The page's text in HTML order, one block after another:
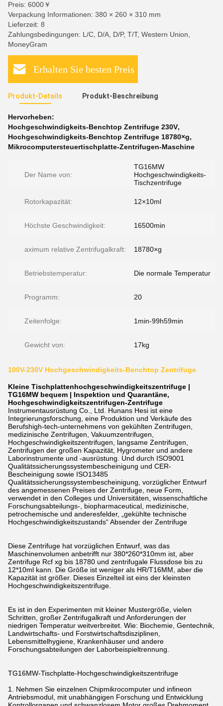
Preis: 6000￥
Verpackung Informationen: 380 × 260 × 310 mm
Lieferzeit: 8
Zahlungsbedingungen: L/C, D/A, D/P, T/T, Western Union,
MoneyGram
Erhalten Sie besten Preis
Produkt-Details Produkt-Beschreibung
Hervorheben:
Hochgeschwindigkeits-Benchtop Zentrifuge 230V,
Hochgeschwindigkeits-Benchtop Zentrifuge 18780×g,
Mikrocomputersteuertischplatte-Zentrifugen-Maschine
Der Name von:
TG16MW
Hochgeschwindigkeits-
Tischzentrifuge
Rotorkapazität: 12×10ml
Höchste Geschwindigkeit: 16500min
aximum relative Zentrifugalkraft: 18780×g
Betriebstemperatur: Die normale Temperatur
Programm: 20
Zeitenfolge: 1min-99h59min
Gewicht von: 17kg
100V-230V Hochgeschwindigkeits-Benchtop Zentrifuge
Kleine Tischplattenhochgeschwindigkeitszentrifuge |
TG16MW bequem | Inspektion und Quarantäne,
Hochgeschwindigkeitszentrifugen-Zentrifuge
Instrumentausrüstung Co., Ltd. Hunans Hesi ist eine
Integrierungsforschung, eine Produktion und Verkäufe des
Berufshigh-tech-unternehmens von gekühlten Zentrifugen,
medizinische Zentrifugen, Vakuumzentrifugen,
Hochgeschwindigkeitszentrifugen, langsame Zentrifugen,
Zentrifugen der großen Kapazität, Hygrometer und andere
Laborinstrumente und -ausrüstung. Und durch ISO9001
Qualitätssicherungssystembescheinigung und CER-
Bescheinigung sowie ISO13485
Qualitätssicherungssystembescheinigung, vorzüglicher Entwurf
des angemessenen Preises der Zentrifuge, neue Form,
verwendet in den Colleges und Universitäten, wissenschaftliche
Forschungsabteilungs-, biopharmaceutical, medizinische,
petrochemische und anderesfelder, „gekühlte technische
Hochgeschwindigkeitszustands“ Absender der Zentrifuge
Diese Zentrifuge hat vorzüglichen Entwurf, was das
Maschinenvolumen anbetrifft nur 380*260*310mm ist, aber
Zentrifuge Rcf xg bis 18780 und zentrifugale Flussdose bis zu
12*10ml kann. Die Größe ist weniger als HR/T16MM, aber die
Kapazität ist größer. Dieses Einzelteil ist eins der kleinsten
Hochgeschwindigkeitszentrifuge.
Es ist in den Experimenten mit kleiner Mustergröße, vielen
Schritten, großer Zentrifugalkraft und Anforderungen der
niedrigen Temperatur weitverbreitet. Wie: Biochemie, Gentechnik,
Landwirtschafts- und Forstwirtschaftsdisziplinen,
Lebensmittelhygiene, Krankenhäuser und andere
Forschungsabteilungen der Laborbeispieltrennung.
TG16MW-Tischplatte-Hochgeschwindigkeitszentrifuge
1. Nehmen Sie einzelnen Chipmikrocomputer und infineon
Antriebsmodul, mit unabhängigen Forschung und Entwicklung